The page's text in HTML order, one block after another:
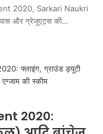
2020, Sarkari Naukri
पास और ग्रेजुएट्स की…
2020: